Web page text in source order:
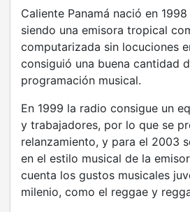
Caliente Panamá nació en 1998
siendo una emisora tropical
computarizada sin locuciones
consiguió una buena cantidad
programación musical.
En 1999 la radio consigue un
y trabajadores, por lo que se
relanzamiento, y para el 2003
en el estilo musical de la
cuenta los gustos musicales
milenio, como el reggae y